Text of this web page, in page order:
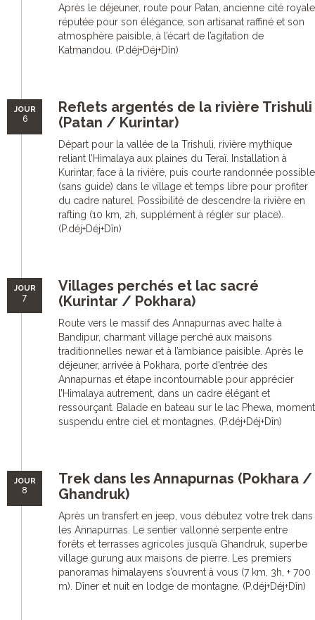
Après le déjeuner, route pour Patan, ancienne cité royale
réputée pour son élégance, son artisanat raffiné et son
atmosphère paisible, à l’écart de l’agitation de
Katmandou. (P.déj+Déj+Dîn)
JOUR
6
Reflets argentés de la rivière Trishuli
(Patan / Kurintar)
Départ pour la vallée de la Trishuli, rivière mythique
reliant l’Himalaya aux plaines du Teraï. Installation à
Kurintar, face à la rivière, puis courte randonnée possible
(sans guide) dans le village et temps libre pour profiter
du cadre naturel. Possibilité de descendre la rivière en
rafting (10 km, 2h, supplément à régler sur place).
(P.déj+Déj+Dîn)
JOUR
7
Villages perchés et lac sacré
(Kurintar / Pokhara)
Route vers le massif des Annapurnas avec halte à
Bandipur, charmant village perché aux maisons
traditionnelles newar et à l’ambiance paisible. Après le
déjeuner, arrivée à Pokhara, porte d’entrée des
Annapurnas et étape incontournable pour apprécier
l’Himalaya autrement, dans un cadre élégant et
ressourçant. Balade en bateau sur le lac Phewa, moment
suspendu entre ciel et montagnes. (P.déj+Déj+Dîn)
JOUR
8
Trek dans les Annapurnas (Pokhara /
Ghandruk)
Après un transfert en jeep, vous débutez votre trek dans
les Annapurnas. Le sentier vallonné serpente entre
forêts et terrasses agricoles jusqu’à Ghandruk, superbe
village gurung aux maisons de pierre. Les premiers
panoramas himalayens s’ouvrent à vous (7 km, 3h, + 700
m). Dîner et nuit en lodge de montagne. (P.déj+Déj+Dîn)